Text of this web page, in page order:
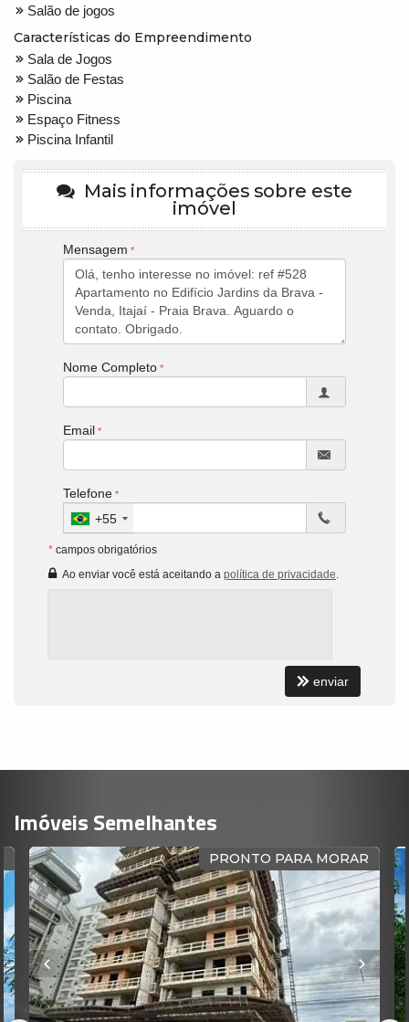
Salão de jogos
Características do Empreendimento
Sala de Jogos
Salão de Festas
Piscina
Espaço Fitness
Piscina Infantil
Mais informações sobre este
imóvel
Mensagem
Nome Completo
Email
Telefone
+55
* campos obrigatórios
Ao enviar você está aceitando a política de privacidade
enviar
Imóveis Semelhantes
PRONTO PARA MORAR